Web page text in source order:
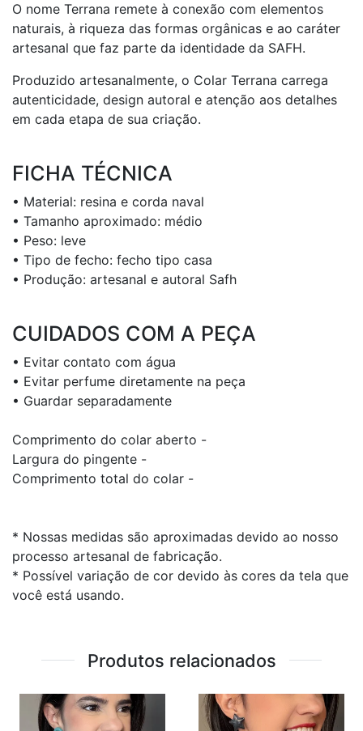
O nome Terrana remete à conexão com elementos
naturais, à riqueza das formas orgânicas e ao caráter
artesanal que faz parte da identidade da SAFH.
Produzido artesanalmente, o Colar Terrana carrega
autenticidade, design autoral e atenção aos detalhes
em cada etapa de sua criação.
FICHA TÉCNICA
• Material: resina e corda naval
• Tamanho aproximado: médio
• Peso: leve
• Tipo de fecho: fecho tipo casa
• Produção: artesanal e autoral Safh
CUIDADOS COM A PEÇA
• Evitar contato com água
• Evitar perfume diretamente na peça
• Guardar separadamente
Comprimento do colar aberto -
Largura do pingente -
Comprimento total do colar -
* Nossas medidas são aproximadas devido ao nosso
processo artesanal de fabricação.
* Possível variação de cor devido às cores da tela que
você está usando.
Produtos relacionados